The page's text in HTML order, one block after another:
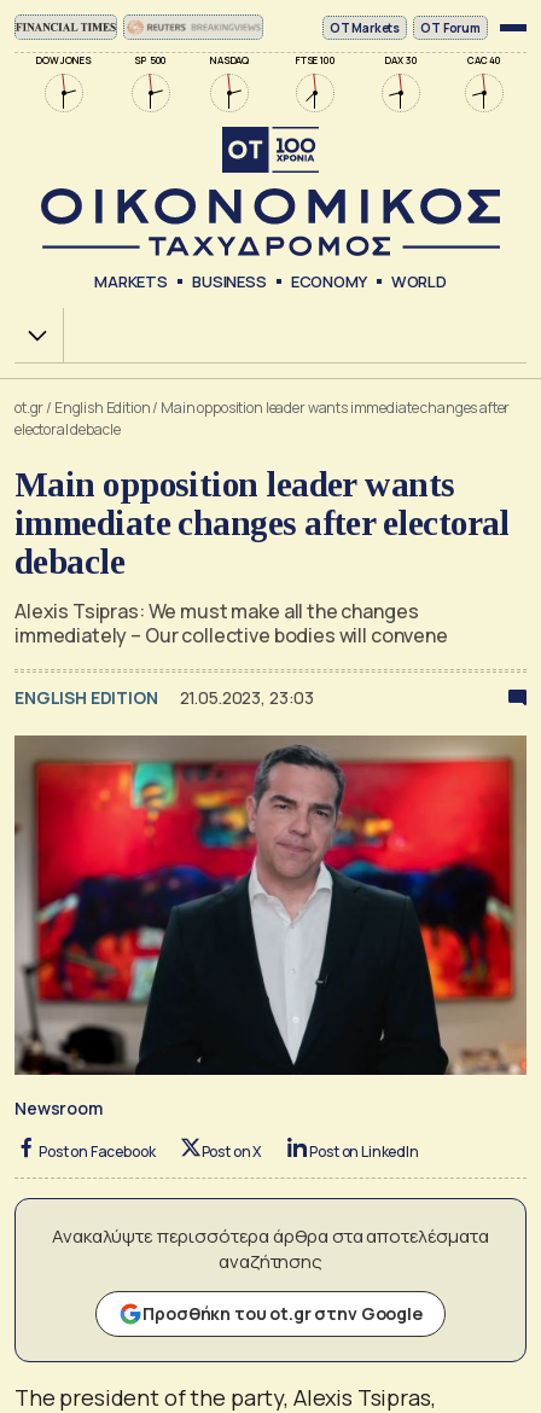
DOW JONES SP 500 NASDAQ FTSE 100 DAX 30 CAC 40
ΟΤ Markets OT Forum
MARKETS BUSINESS ECONOMY WORLD
Χ.Α.
ot.gr/ English Edition/ Main opposition leader wants immediate changes after
electoral debacle
Main opposition leader wants
immediate changes after electoral
debacle
Alexis Tsipras: We must make all the changes
immediately – Our collective bodies will convene
ENGLISH EDITION 21.05.2023, 23:03
Newsroom
Post on Facebook Post on X Post on LinkedIn
Ανακαλύψτε περισσότερα άρθρα στα αποτελέσματα
αναζήτησης
Προσθήκη του ot.gr στην Google
The president of the party, Alexis Tsipras,